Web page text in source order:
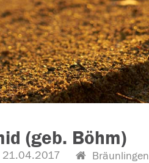
(geb. Böhm)
21.04.2017 Bräunlingen